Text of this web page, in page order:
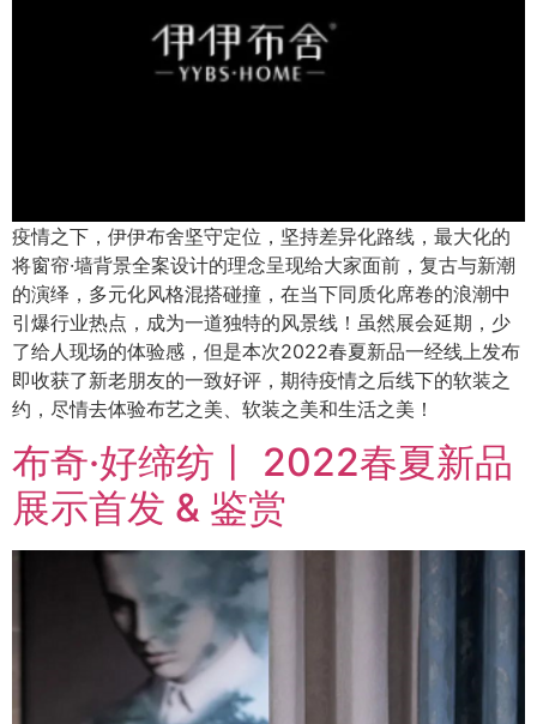
疫情之下，伊伊布舍坚守定位，坚持差异化路线，最大化的
将窗帘·墙背景全案设计的理念呈现给大家面前，复古与新潮
的演绎，多元化风格混搭碰撞，在当下同质化席卷的浪潮中
引爆行业热点，成为一道独特的风景线！虽然展会延期，少
了给人现场的体验感，但是本次2022春夏新品一经线上发布
即收获了新老朋友的一致好评，期待疫情之后线下的软装之
约，尽情去体验布艺之美、软装之美和生活之美！
布奇·好缔纺丨 2022春夏新品
展示首发 & 鉴赏